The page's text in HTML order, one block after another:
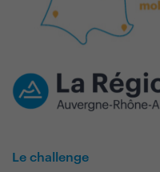
Le challenge